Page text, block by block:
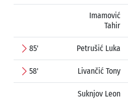
Imamović
Tahir
85' Petrušić Luka
58' Livančić Tony
Suknjov Leon